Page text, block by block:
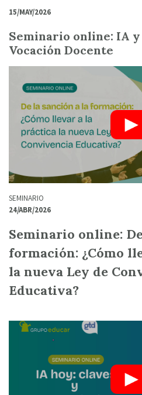
15/MAY/2026
Seminario online: IA
Vocación Docente
SEMINARIO
24/ABR/2026
Seminario online:
formación: ¿Cómo
la nueva Ley de
Educativa?